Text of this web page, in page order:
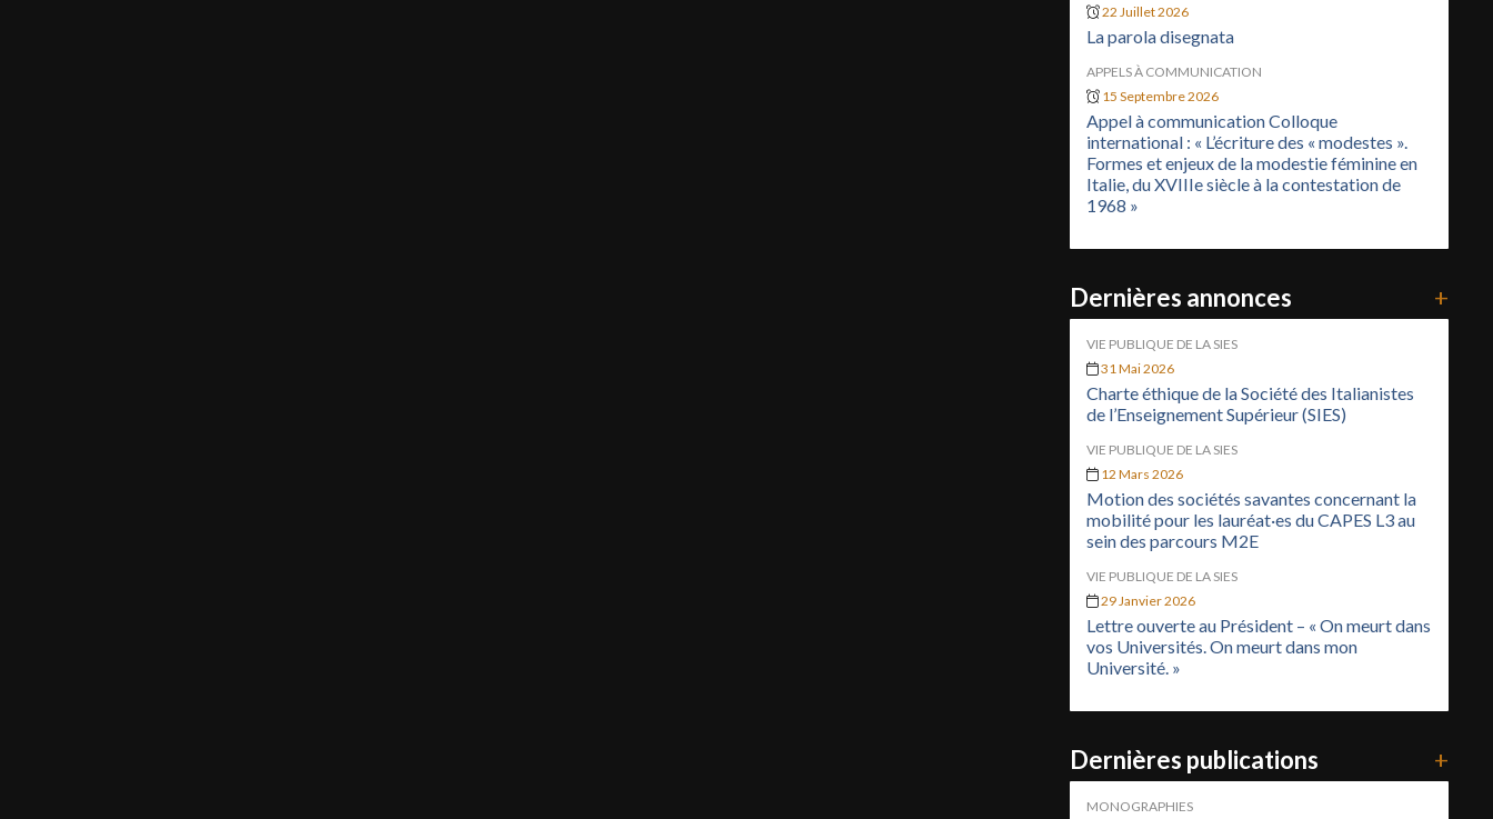
22 Juillet 2026
La parola disegnata
APPELS À COMMUNICATION
15 Septembre 2026
Appel à communication Colloque
international : « L’écriture des « modestes ».
Formes et enjeux de la modestie féminine en
Italie, du XVIIIe siècle à la contestation de
1968 »
Dernières annonces +
VIE PUBLIQUE DE LA SIES
31 Mai 2026
Charte éthique de la Société des Italianistes
de l’Enseignement Supérieur (SIES)
VIE PUBLIQUE DE LA SIES
12 Mars 2026
Motion des sociétés savantes concernant la
mobilité pour les lauréat·es du CAPES L3 au
sein des parcours M2E
VIE PUBLIQUE DE LA SIES
29 Janvier 2026
Lettre ouverte au Président – « On meurt dans
vos Universités. On meurt dans mon
Université. »
Dernières publications +
MONOGRAPHIES